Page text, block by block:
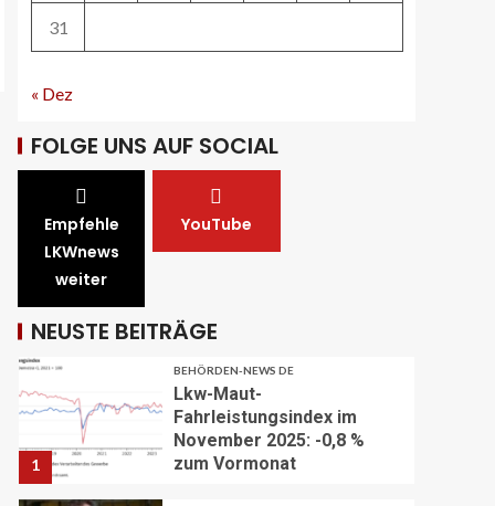
31
« Dez
FOLGE UNS AUF SOCIAL
Empfehle
LKWnews
weiter
YouTube
NEUSTE BEITRÄGE
Sarganserland: Baustelle in
Winterpause
30
STRASSEN-NEWS CH
A1 Nordumfahrung Zürich:
abgeschlossen
1
BEHÖRDEN-NEWS DE
Lkw-Maut-
Fahrleistungsindex im
November 2025: -0,8 %
zum Vormonat